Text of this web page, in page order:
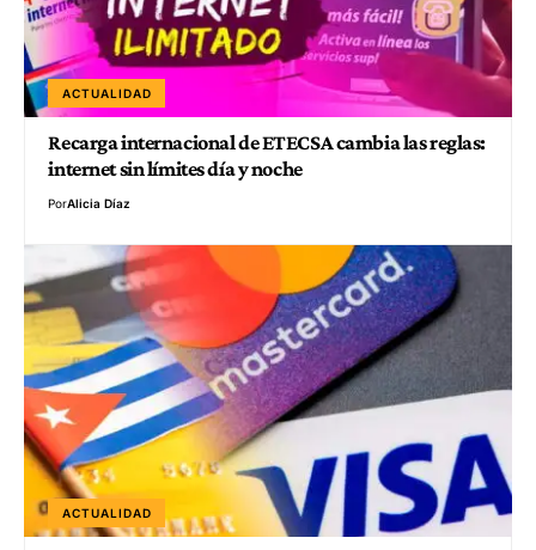
ACTUALIDAD
Recarga internacional de ETECSA cambia las reglas:
internet sin límites día y noche
PorAlicia Díaz
ACTUALIDAD